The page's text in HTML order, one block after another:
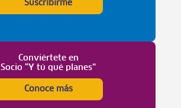
Suscribirme
Conviértete en
Socio “Y tú qué planes”
Conoce más